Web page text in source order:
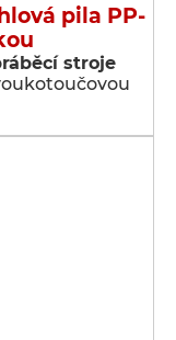
pila PP-
stroje